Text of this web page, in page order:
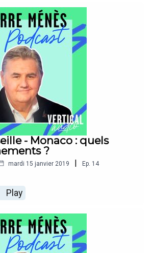
- Monaco : quels
?
mardi 15 janvier 2019 | Ep. 14
Play